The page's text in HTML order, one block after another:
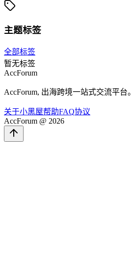
主题标签
全部标签
暂无标签
AccForum
AccForum, 出海跨境一站式交流平台。
关于小黑屋帮助FAQ协议
AccForum @ 2026